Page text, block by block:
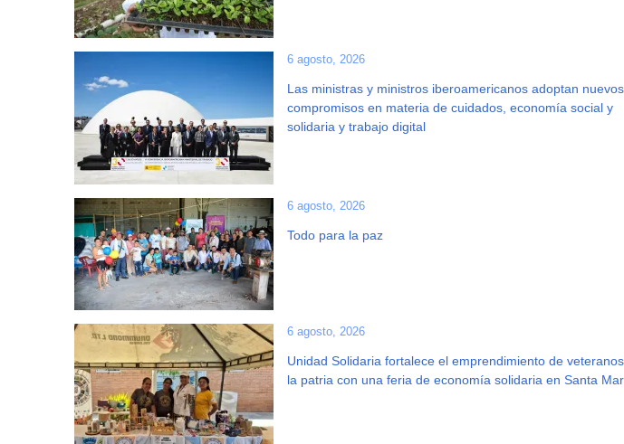
6 agosto, 2026
Las ministras y ministros iberoamericanos adoptan nuevos
compromisos en materia de cuidados, economía social y
solidaria y trabajo digital
6 agosto, 2026
Todo para la paz
6 agosto, 2026
Unidad Solidaria fortalece el emprendimiento de
la patria con una feria de economía solidaria en Santa